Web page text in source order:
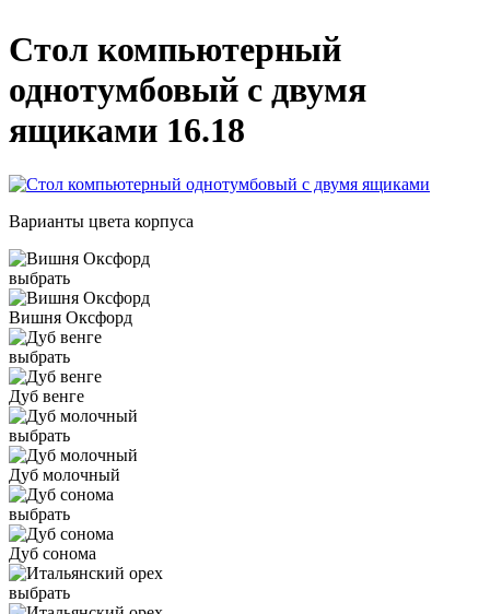
Стол компьютерный
однотумбовый с двумя
ящиками 16.18
Варианты цвета корпуса
выбрать
Вишня Оксфорд
выбрать
Дуб венге
выбрать
Дуб молочный
выбрать
Дуб сонома
выбрать